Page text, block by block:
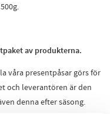
av produkterna.
våra presentpåsar görs för
och leverantören är den
denna efter säsong.